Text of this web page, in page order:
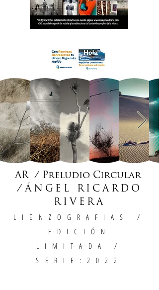
AR / Preludio Circular
/ÁNGEL RICARDO
RIVERA
LIENZOGRAFIAS
/
EDICIÓN
LIMITADA /
SERIE:2022